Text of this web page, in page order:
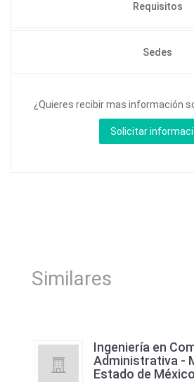
Requisitos
Sedes
¿Quieres recibir mas información
Similares
Ingeniería en
Administrativa -
Estado de México